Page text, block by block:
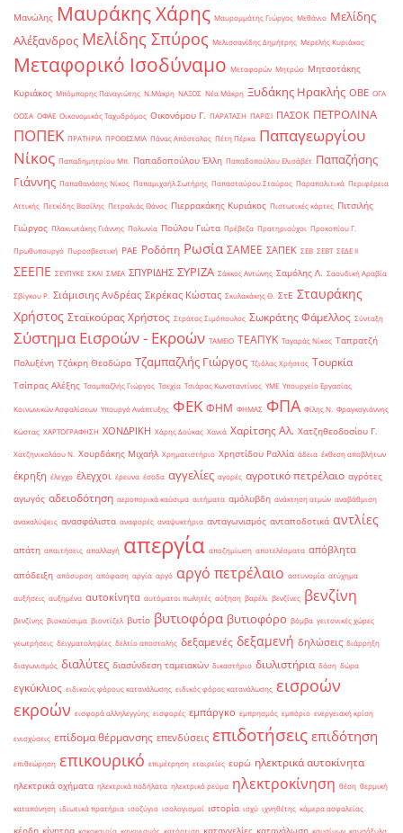
Μανώλης Μαυράκης Χάρης Μαυρομμάτης Γιώργος Μεθάνιο Μελίδης
Αλέξανδρος Μελίδης Σπύρος Μελισσανίδης Δημήτρης Μερελής Κυριάκος
Μεταφορικό Ισοδύναμο Μεταφορών Μητρώο Μητσοτάκης
Κυριάκος Μπόμπορης Παναγιώτης Ν.Μάκρη ΝΑΞΟΣ Νέα Μάκρη Ξυδάκης Ηρακλής ΟΒΕ ΟΓΑ
ΟΟΣΑ ΟΦΑΕ Οικονομικός Ταχυδρόμος Οικονόμου Γ. ΠΑΡΑΤΑΣΗ ΠΑΡΙΣΙ ΠΑΣΟΚ ΠΕΤΡΟΛΙΝΑ
ΠΟΠΕΚ ΠΡΑΤΗΡΙΑ ΠΡΟΘΕΣΜΙΑ Πάνας Απόστολος Πέτη Πέρκα Παπαγεωργίου
Νίκος Παπαδημητρίου Μπ. Παπαδοπούλου Έλλη Παπαδοπούλου Ελισάβετ Παπαζήσης
Γιάννης Παπαθανάσης Νίκος Παπαμιχαήλ Σωτήρης Παπασταύρου Σταύρος Παραπολιτικά Περιφέρεια
Αττικής Πετκίδης Βασίλης Πετραλιάς Θάνος Πιερρακάκης Κυριάκος Πιστωτικές κάρτες Πιτσιλής
Γιώργος Πλακιωτάκης Γιάννης Πολωνία Πούλου Γιώτα Πρέβεζα Πρατηριούχοι Προκοπίου Γ.
Πρωθυπουργό Πυροσβεστική ΡΑΕ Ροδόπη Ρωσία ΣΑΜΕΕ ΣΑΠΕΚ ΣΕΒ ΣΕΒΤ ΣΕΔΕ ΙΙ
ΣΕΕΠΕ ΣΕΥΠΥΚΕ ΣΚΑΙ ΣΜΕΑ ΣΠΥΡΙΔΗΣ ΣΥΡΙΖΑ Σάκκος Αντώνης Σαμόλης Λ. Σαουδική Αραβία
Σβίγκου Ρ. Σιάμισιης Ανδρέας Σκρέκας Κώστας Σκυλακάκης Θ. ΣτΕ Σταυράκης
Χρήστος Σταϊκούρας Χρήστος Στράτος Σιμόπουλος Σωκράτης Φάμελλος Σύνταξη
Σύστημα Εισροών - Εκροών ΤΑΜΕΙΟ ΤΕΑΠΥΚ Ταγαράς Νίκος Ταπρατζή
Πολυξένη Τζάκρη Θεοδώρα Τζαμπαζλής Γιώργος Τζιόλας Χρήστος Τουρκία
Τσίπρας Αλέξης Τσαμπαζλής Γιώργος Τσεχία Τσιάρας Κωνσταντίνος ΥΜΕ Υπουργείο Εργασίας
Κοινωνικών Ασφαλίσεων Υπουργό Ανάπτυξης ΦΕΚ ΦΗΜ ΦΗΜΑΣ ΦΠΑ Φίλης Ν. Φραγκογιάννης
Κώστας ΧΑΡΤΟΓΡΑΦΗΣΗ ΧΟΝΔΡΙΚΗ Χάρης Δούκας Χανιά Χαρίτσης Αλ. Χατζηθεοδοσίου Γ.
Χατζηνικολάου Ν. Χουρδάκης Μιχαήλ Χρηματιστήριο Χρηστίδου Ραλλία άδεια έκθεση αποβλήτων
έκρηξη έλεγχο έλεγχοι έρευνα έσοδα αγγελίες αγορές αγροτικό πετρέλαιο αγρότες
αγωγός αδειοδότηση αεροπορικά καύσιμα αιτήματα αμόλυβδη ανάκτηση ατμών αναβάθμιση
ανακαλύψεις ανασφάλιστα αναφορές αναψυκτήρια ανταγωνισμός ανταποδοτικά αντλίες
απάτη απαιτήσεις απαλλαγή απεργία αποζημίωση αποτελέσματα απόβλητα
απόδειξη απόσυρση απόφαση αργία αργό αργό πετρέλαιο αστυνομία ατύχημα
αυξήσεις αυξημένα αυτοκίνητα αυτόματοι πωλητές αύξηση βαρέλι βενζίνες βενζίνη
βενζίνης βιοκαύσιμα βιοντίζελ βυτίο βυτιοφόρα βυτιοφόρο βόμβα γειτονικές χώρες
γεωτρήσεις δειγματοληψίες δελτίο αποστολής δεξαμενές δεξαμενή δηλώσεις διάρρηξη
διαγωνισμός διαλύτες διασύνδεση ταμειακών δικαστήριο διυλιστήρια δόση δώρα
εγκύκλιος ειδικούς φόρους κατανάλωσης ειδικός φόρος κατανάλωσης εισροών
εκροών εισφορά αλληλεγγύης εισφορές εμπάργκο εμπρησμός εμπόριο ενεργειακή κρίση
ενισχύσεις επίδομα θέρμανσης επενδύσεις επιδοτήσεις επιδότηση
επιθεώρηση επικουρικό επιμέτρηση εταιρείες ευρώ ηλεκτρικά αυτοκίνητα
ηλεκτρικά οχήματα ηλεκτρικά ποδήλατα ηλεκτρικό ρεύμα ηλεκτροκίνηση θέση θερμική
καταπόνηση ιδιωτικά πρατήρια ισοζύγιο ισολογισμοί ιστορία ισχύ ιχνηθέτης κάμερα ασφαλείας
κακοκαιρία κανονισμός κατάρτιση καυσίμων καυσόξυλα